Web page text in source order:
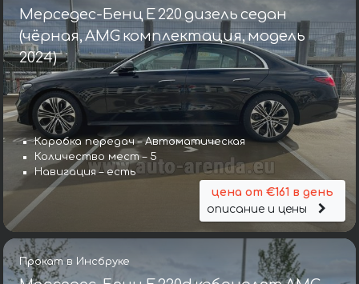
Мерседес-Бенц E 220 дизель седан
(чёрная, AMG комплектация, модель
2024)
Коробка передач – Автоматическая
Количество мест – 5
Навигация – есть
цена от €161 в день
описание и цены
Прокат в Инсбруке